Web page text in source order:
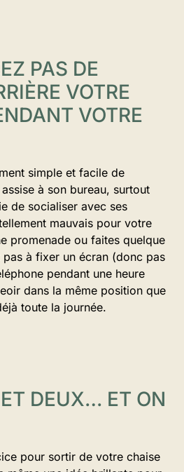
PAS DE
VOTRE
VOTRE
simple et facile de
à son bureau, surtout
de socialiser avec ses
mauvais pour votre
promenade ou faites quelque
pas à fixer un écran (donc pas
pendant une heure
dans la même position que
toute la journée.
DEUX… ET ON
pour sortir de votre chaise